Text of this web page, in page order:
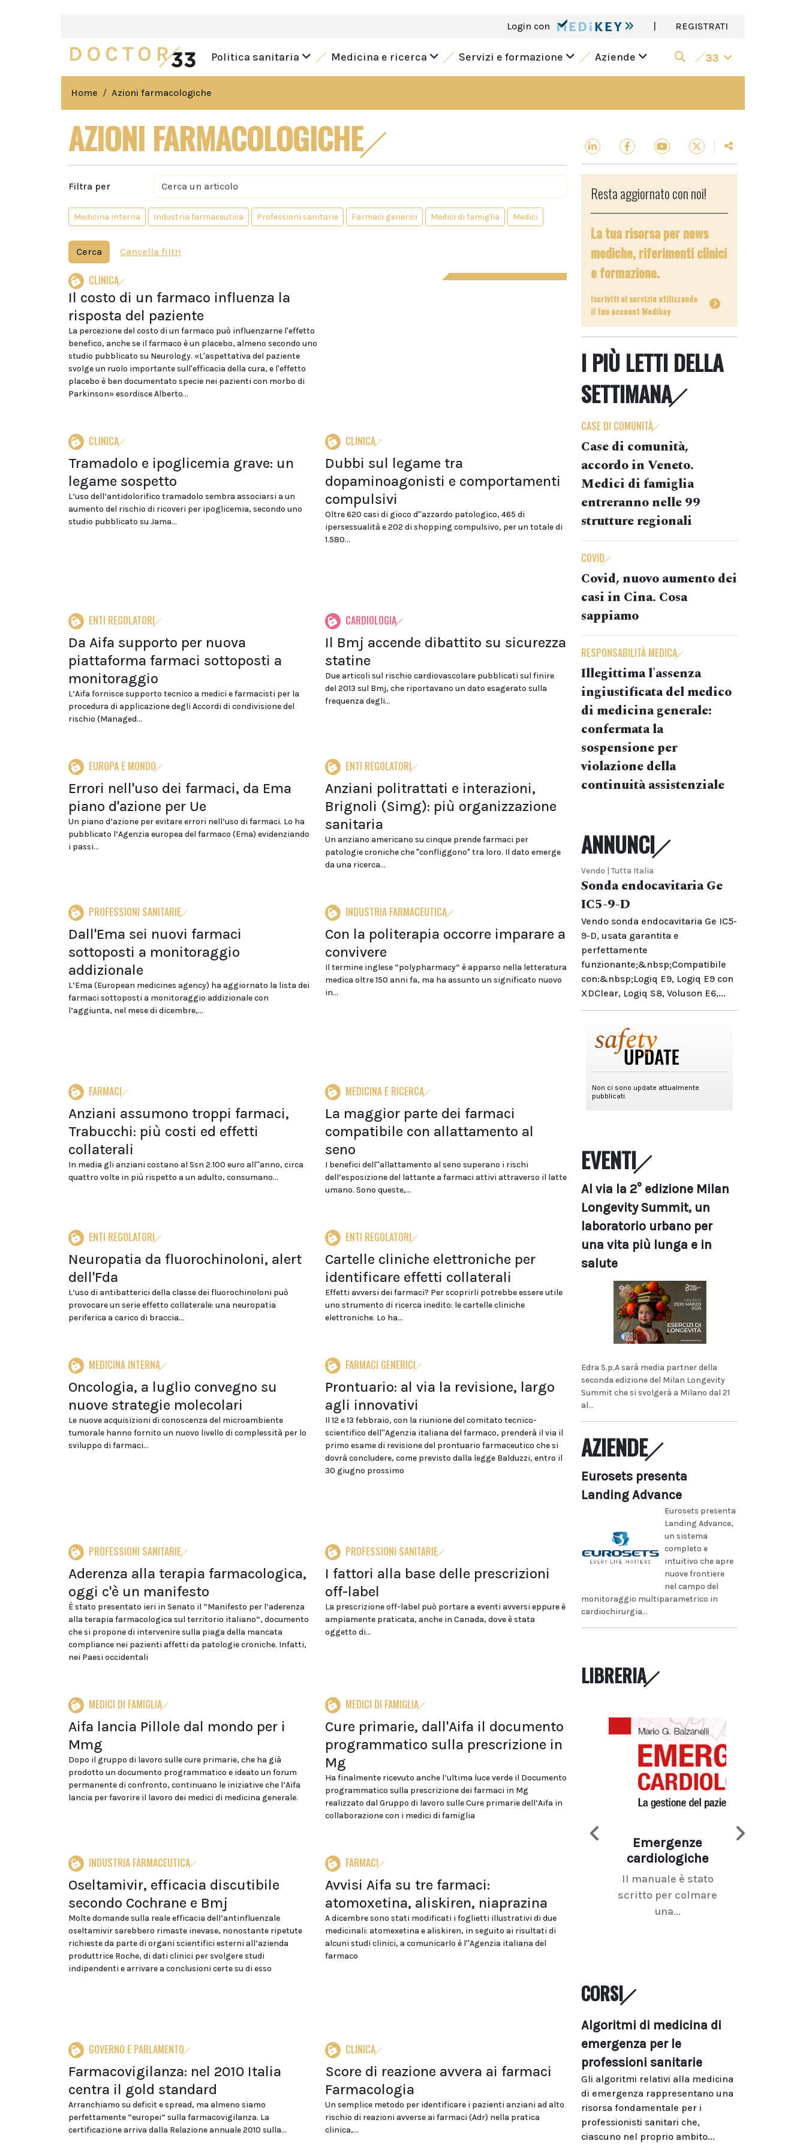
Login con | REGISTRATI
Politica sanitaria Medicina e ricerca Servizi e formazione Aziende 33
Home Azioni farmacologiche
AZIONI FARMACOLOGICHE
Filtra per
Medicina interna Industria farmaceutica Professioni sanitarie Farmaci generici Medici di famiglia Medici
Cerca Cancella filtri
CLINICA
Il costo di un farmaco influenza la
risposta del paziente
La percezione del costo di un farmaco può influenzarne l'effetto
benefico, anche se il farmaco è un placebo, almeno secondo uno
studio pubblicato su Neurology. «L'aspettativa del paziente
svolge un ruolo importante sull'efficacia della cura, e l'effetto
placebo è ben documentato specie nei pazienti con morbo di
Parkinson» esordisce Alberto...
CLINICA
Tramadolo e ipoglicemia grave: un
legame sospetto
L’uso dell’antidolorifico tramadolo sembra associarsi a un
aumento del rischio di ricoveri per ipoglicemia, secondo uno
studio pubblicato su Jama...
CLINICA
Dubbi sul legame tra
dopaminoagonisti e comportamenti
compulsivi
Oltre 620 casi di gioco d''azzardo patologico, 465 di
ipersessualità e 202 di shopping compulsivo, per un totale di
1.580...
ENTI REGOLATORI
Da Aifa supporto per nuova
piattaforma farmaci sottoposti a
monitoraggio
L’Aifa fornisce supporto tecnico a medici e farmacisti per la
procedura di applicazione degli Accordi di condivisione del
rischio (Managed...
CARDIOLOGIA
Il Bmj accende dibattito su sicurezza
statine
Due articoli sul rischio cardiovascolare pubblicati sul finire
del 2013 sul Bmj, che riportavano un dato esagerato sulla
frequenza degli...
EUROPA E MONDO
Errori nell'uso dei farmaci, da Ema
piano d'azione per Ue
Un piano d’azione per evitare errori nell’uso di farmaci. Lo ha
pubblicato l’Agenzia europea del farmaco (Ema) evidenziando
i passi...
ENTI REGOLATORI
Anziani politrattati e interazioni,
Brignoli (Simg): più organizzazione
sanitaria
Un anziano americano su cinque prende farmaci per
patologie croniche che "confliggono" tra loro. Il dato emerge
da una ricerca...
PROFESSIONI SANITARIE
Dall'Ema sei nuovi farmaci
sottoposti a monitoraggio
addizionale
L’Ema (European medicines agency) ha aggiornato la lista dei
farmaci sottoposti a monitoraggio addizionale con
l’aggiunta, nel mese di dicembre,...
INDUSTRIA FARMACEUTICA
Con la politerapia occorre imparare a
convivere
Il termine inglese “polypharmacy” è apparso nella letteratura
medica oltre 150 anni fa, ma ha assunto un significato nuovo
in...
FARMACI
Anziani assumono troppi farmaci,
Trabucchi: più costi ed effetti
collaterali
In media gli anziani costano al Ssn 2.100 euro all''anno, circa
quattro volte in più rispetto a un adulto, consumano...
MEDICINA E RICERCA
La maggior parte dei farmaci
compatibile con allattamento al
seno
I benefici dell''allattamento al seno superano i rischi
dell’esposizione del lattante a farmaci attivi attraverso il latte
umano. Sono queste,...
ENTI REGOLATORI
Neuropatia da fluorochinoloni, alert
dell'Fda
L’uso di antibatterici della classe dei fluorochinoloni può
provocare un serie effetto collaterale: una neuropatia
periferica a carico di braccia...
ENTI REGOLATORI
Cartelle cliniche elettroniche per
identificare effetti collaterali
Effetti avversi dei farmaci? Per scoprirli potrebbe essere utile
uno strumento di ricerca inedito: le cartelle cliniche
elettroniche. Lo ha...
MEDICINA INTERNA
Oncologia, a luglio convegno su
nuove strategie molecolari
Le nuove acquisizioni di conoscenza del microambiente
tumorale hanno fornito un nuovo livello di complessità per lo
sviluppo di farmaci...
FARMACI GENERICI
Prontuario: al via la revisione, largo
agli innovativi
Il 12 e 13 febbraio, con la riunione del comitato tecnico-
scientifico dell''Agenzia italiana del farmaco, prenderà il via il
primo esame di revisione del prontuario farmaceutico che si
dovrà concludere, come previsto dalla legge Balduzzi, entro il
30 giugno prossimo
PROFESSIONI SANITARIE
Aderenza alla terapia farmacologica,
oggi c'è un manifesto
È stato presentato ieri in Senato il “Manifesto per l’aderenza
alla terapia farmacologica sul territorio italiano”, documento
che si propone di intervenire sulla piaga della mancata
compliance nei pazienti affetti da patologie croniche. Infatti,
nei Paesi occidentali
PROFESSIONI SANITARIE
I fattori alla base delle prescrizioni
off-label
La prescrizione off-label può portare a eventi avversi eppure è
ampiamente praticata, anche in Canada, dove è stata
oggetto di...
MEDICI DI FAMIGLIA
Aifa lancia Pillole dal mondo per i
Mmg
Dopo il gruppo di lavoro sulle cure primarie, che ha già
prodotto un documento programmatico e ideato un forum
permanente di confronto, continuano le iniziative che l’Aifa
lancia per favorire il lavoro dei medici di medicina generale.
MEDICI DI FAMIGLIA
Cure primarie, dall'Aifa il documento
programmatico sulla prescrizione in
Mg
Ha finalmente ricevuto anche l’ultima luce verde il Documento
programmatico sulla prescrizione dei farmaci in Mg
realizzato dal Gruppo di lavoro sulle Cure primarie dell’Aifa in
collaborazione con i medici di famiglia
INDUSTRIA FARMACEUTICA
Oseltamivir, efficacia discutibile
secondo Cochrane e Bmj
Molte domande sulla reale efficacia dell’antinfluenzale
oseltamivir sarebbero rimaste inevase, nonostante ripetute
richieste da parte di organi scientifici esterni all’azienda
produttrice Roche, di dati clinici per svolgere studi
indipendenti e arrivare a conclusioni certe su di esso
FARMACI
Avvisi Aifa su tre farmaci:
atomoxetina, aliskiren, niaprazina
A dicembre sono stati modificati i foglietti illustrativi di due
medicinali: atomexetina e aliskiren, in seguito ai risultati di
alcuni studi clinici, a comunicarlo è l''Agenzia italiana del
farmaco
GOVERNO E PARLAMENTO
Farmacovigilanza: nel 2010 Italia
centra il gold standard
Arranchiamo su deficit e spread, ma almeno siamo
perfettamente “europei” sulla farmacovigilanza. La
certificazione arriva dalla Relazione annuale 2010 sulla...
CLINICA
Score di reazione avvera ai farmaci
Farmacologia
Un semplice metodo per identificare i pazienti anziani ad alto
rischio di reazioni avverse ai farmaci (Adr) nella pratica
clinica,...
Resta aggiornato con noi!
La tua risorsa per news
mediche, riferimenti clinici
e formazione.
Iscriviti al servizio utilizzando
il tuo account Medikey
I PIÙ LETTI DELLA
SETTIMANA
CASE DI COMUNITÀ
Case di comunità,
accordo in Veneto.
Medici di famiglia
entreranno nelle 99
strutture regionali
COVID
Covid, nuovo aumento dei
casi in Cina. Cosa
sappiamo
RESPONSABILITÀ MEDICA
Illegittima l'assenza
ingiustificata del medico
di medicina generale:
confermata la
sospensione per
violazione della
continuità assistenziale
ANNUNCI
Vendo | Tutta Italia
Sonda endocavitaria Ge
IC5-9-D
Vendo sonda endocavitaria Ge IC5-
9-D, usata garantita e
perfettamente
funzionante;&nbsp;Compatibile
con:&nbsp;Logiq E9, Logiq E9 con
XDClear, Logiq S8, Voluson E6,...
EVENTI
Al via la 2° edizione Milan
Longevity Summit, un
laboratorio urbano per
una vita più lunga e in
salute
Edra S.p.A sarà media partner della
seconda edizione del Milan Longevity
Summit che si svolgerà a Milano dal 21
al...
AZIENDE
Eurosets presenta
Landing Advance
Eurosets presenta
Landing Advance,
un sistema
completo e
intuitivo che apre
nuove frontiere
nel campo del
monitoraggio multiparametrico in
cardiochirurgia...
LIBRERIA
Emergenze
cardiologiche
Il manuale è stato
scritto per colmare
una...
CORSI
Algoritmi di medicina di
emergenza per le
professioni sanitarie
Gli algoritmi relativi alla medicina
di emergenza rappresentano una
risorsa fondamentale per i
professionisti sanitari che,
ciascuno nel proprio ambito...